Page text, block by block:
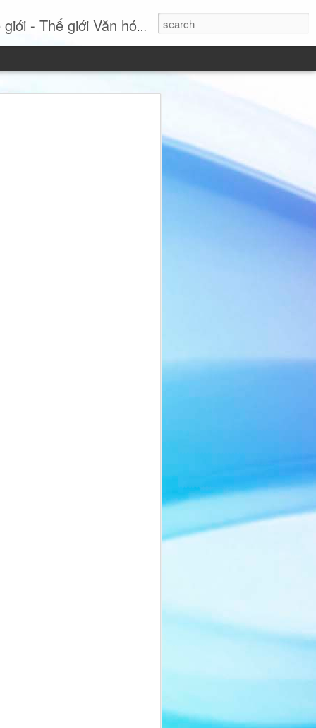
giới Văn hóa Online
ngôn phong cách
Miss International Beauty Queen
ảnh đầy cuốn hút của người phụ
lộng lẫy hay các chi tiết phô
ngữ thời trang tối giản với sắc beige
của người phụ nữ biết cân bằng
vốn có.
ở thần thái đầy chiều sâu. Ánh mắt
những chuyển động nhẹ nhàng
Si trở thành tâm điểm trong từng